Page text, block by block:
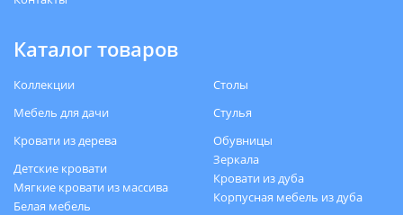
Каталог товаров
Коллекции
Мебель для дачи
Кровати из дерева
Детские кровати
Мягкие кровати из массива
Белая мебель
Столы
Стулья
Обувницы
Зеркала
Кровати из дуба
Корпусная мебель из дуба